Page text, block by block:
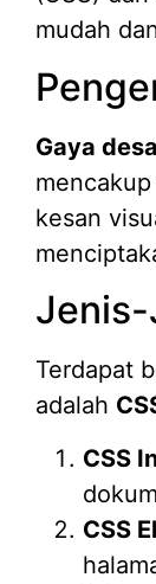
mudah
Gaya
kesan
Jenis-
Terdapat
adalah
CSS
CSS